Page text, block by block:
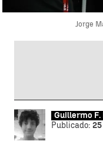
Jorge
Guillermo
Publicado: